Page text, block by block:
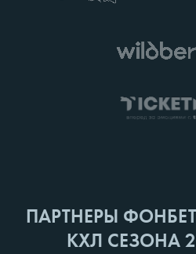
ПАРТНЕРЫ
КХЛ СЕЗОНА